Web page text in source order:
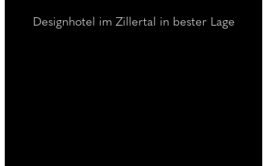
Designhotel im Zillertal in bester Lage